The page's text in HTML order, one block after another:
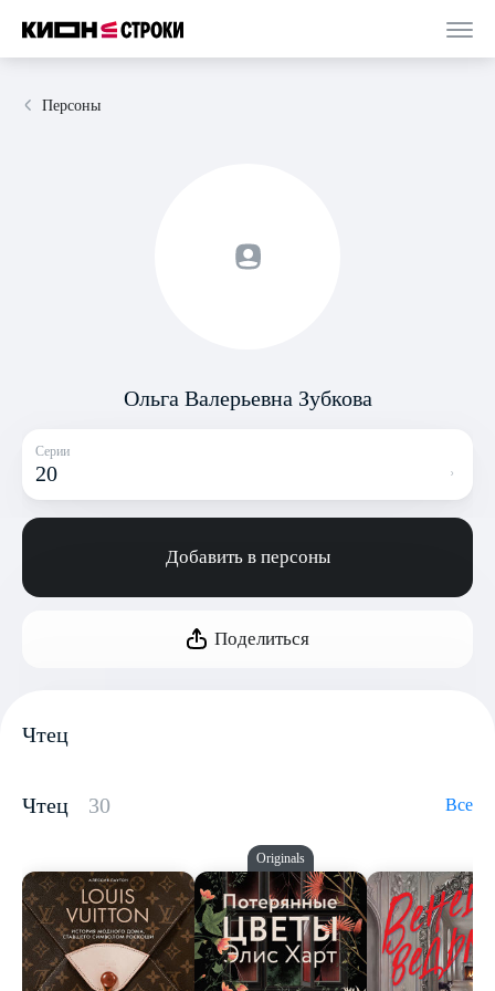
Персоны
Ольга Валерьевна Зубкова
Серии
20
Добавить в персоны
Поделиться
Чтец
Чтец 30 Все
Originals